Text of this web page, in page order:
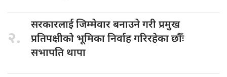
२.
सरकारलाई जिम्मेवारबनाउने गरी प्रमुख
प्रतिपक्षीको भूमिका निर्वाह गरिरहेका छौँः
सभापति थापा